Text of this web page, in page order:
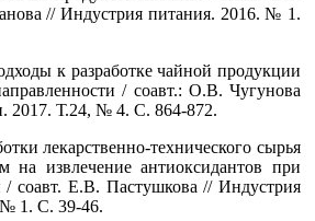
// Индустрия питания. 2016. № 1.
к разработке чайной продукции
/ соавт.: О.В. Чугунова
2017. Т.24, № 4. С. 864-872.
лекарственно-технического сырья
на извлечение антиоксидантов при
/ соавт. Е.В. Пастушкова // Индустрия
1. С. 39-46.